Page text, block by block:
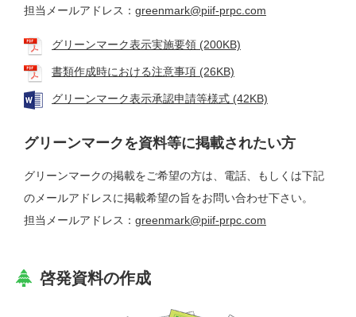
担当メールアドレス： greenmark@piif-prpc.com
グリーンマーク表示実施要領 (200KB)
書類作成時における注意事項 (26KB)
グリーンマーク表示承認申請等様式 (42KB)
グリーンマークを資料等に掲載されたい方
グリーンマークの掲載をご希望の方は、電話、もしくは下記
のメールアドレスに掲載希望の旨をお問い合わせ下さい。
担当メールアドレス： greenmark@piif-prpc.com
啓発資料の作成